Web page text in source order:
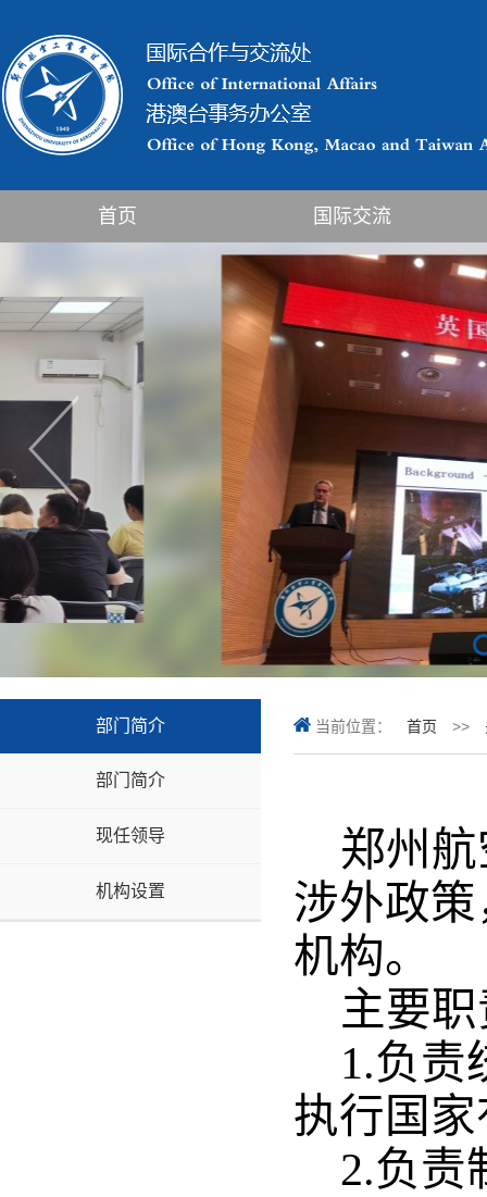
首页 国际交流
部门简介
部门简介
现任领导
机构设置
当前位置： 首页 >>
郑州
涉外政
机构。
主要
1.负责
执行国
2.负责